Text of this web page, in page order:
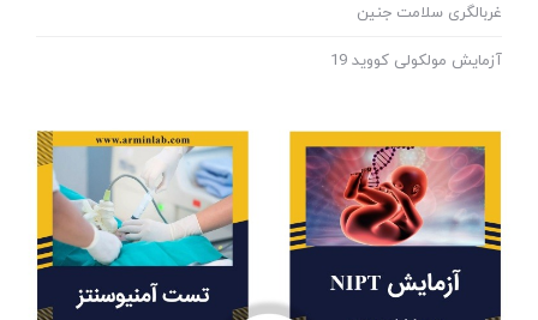
غربالگری سلامت جنین
آزمایش مولکولی کووید 19